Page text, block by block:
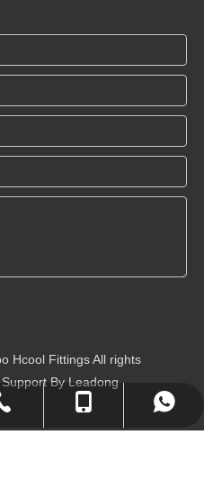
hcool.com
87356200
Hcool Fittings All rights
Support By Leadong